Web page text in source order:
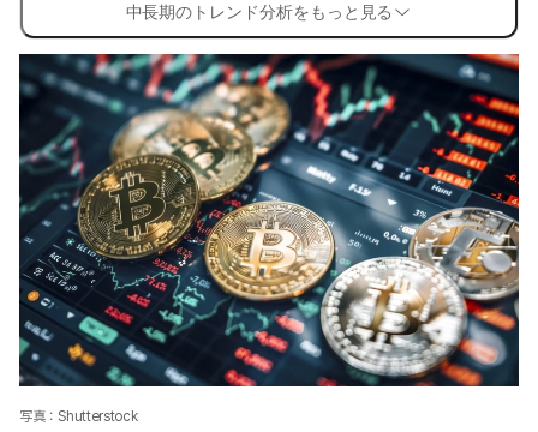
中長期のトレンド分析をもっと見る
写真：Shutterstock